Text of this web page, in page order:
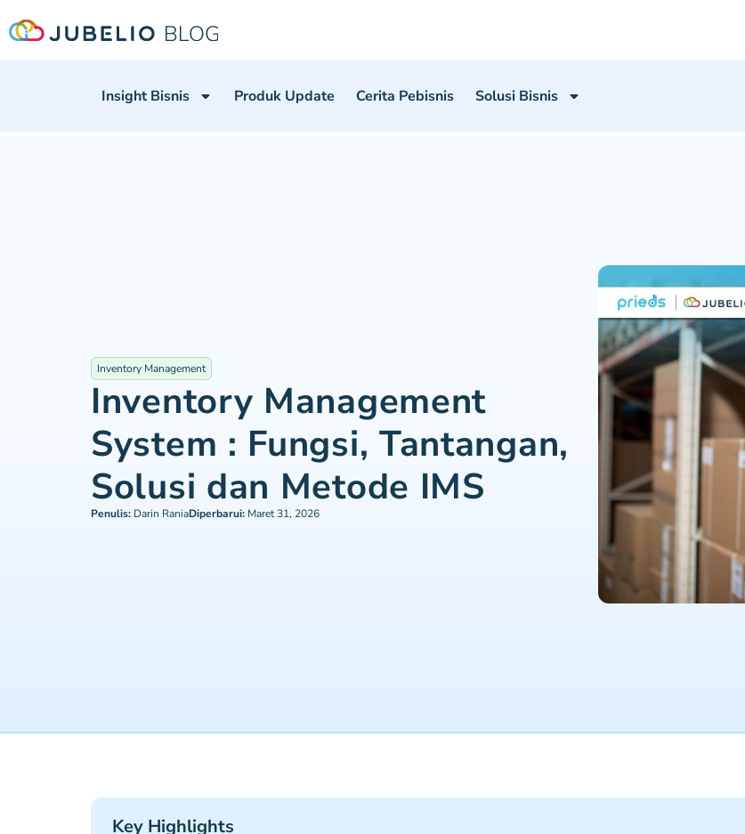
Insight Bisnis Produk Update Cerita Pebisnis Solusi Bisnis
Inventory Management
Inventory Management
System : Fungsi, Tantangan,
Solusi dan Metode IMS
Penulis: Darin RaniaDiperbarui: Maret 31, 2026
Key Highlights